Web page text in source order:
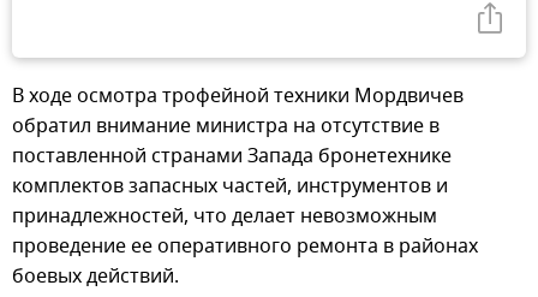
В ходе осмотра трофейной техники Мордвичев
обратил внимание министра на отсутствие в
поставленной странами Запада бронетехнике
комплектов запасных частей, инструментов и
принадлежностей, что делает невозможным
проведение ее оперативного ремонта в районах
боевых действий.